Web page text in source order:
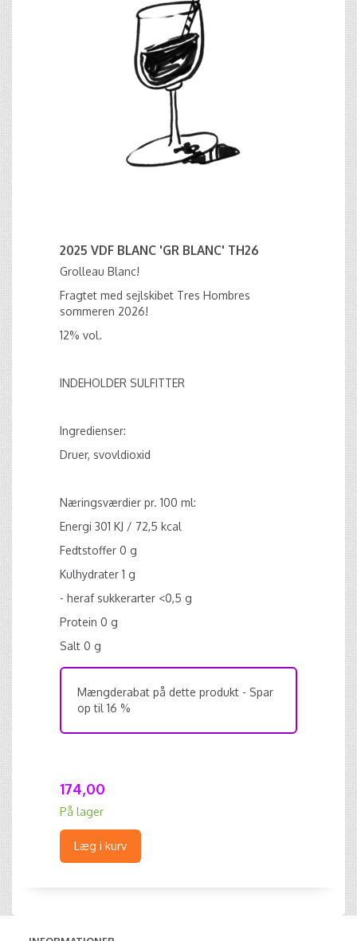
2025 VDF BLANC 'GR BLANC' TH26
Grolleau Blanc!
Fragtet med sejlskibet Tres Hombres
sommeren 2026!
12% vol.
INDEHOLDER SULFITTER
Ingredienser:
Druer, svovldioxid
Næringsværdier pr. 100 ml:
Energi 301 KJ / 72,5 kcal
Fedtstoffer 0 g
Kulhydrater 1 g
- heraf sukkerarter <0,5 g
Protein 0 g
Salt 0 g
Mængderabat på dette produkt - Spar
op til 16 %
174,00
På lager
Læg i kurv